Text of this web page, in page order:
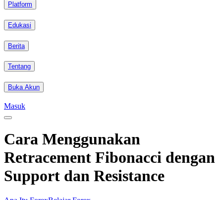
Platform
Edukasi
Berita
Tentang
Buka Akun
Masuk
Cara Menggunakan
Retracement Fibonacci dengan
Support dan Resistance